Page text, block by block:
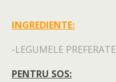
INGREDIENTE:
-LEGUMELE PREFERATE
PENTRU SOS: